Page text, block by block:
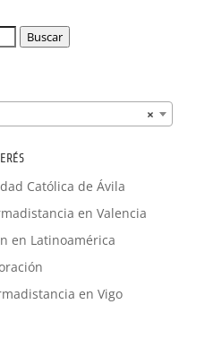
Buscar
×
Católica de Ávila
en Valencia
en Latinoamérica
en Vigo